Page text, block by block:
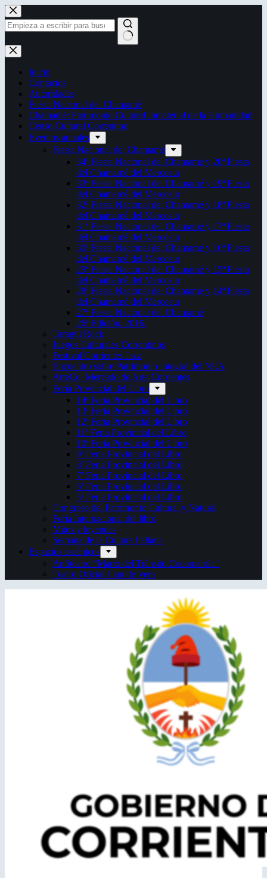
Saltar
al
contenido
Sin
resultados
Inicio
Contactos
Autoridades
Fiesta Nacional del Chamamé
Chamamé: Patrimonio Cultural Inmaterial de la Humanidad
Censo Cultural Correntino
Eventos anuales
Fiesta Nacional del Chamamé
34ª Fiesta Nacional del Chamamé y 20ª Fiesta
del Chamamé del Mercosur
33ª Fiesta Nacional del Chamamé y 19ª Fiesta
del Chamamé del Mercosur
32ª Fiesta Nacional del Chamamé y 18ª Fiesta
del Chamamé del Mercosur
31ª Fiesta Nacional del Chamamé y 17ª Fiesta
del Chamamé del Mercosur
30ª Fiesta Nacional del Chamamé y 16ª Fiesta
del Chamamé del Mercosur
29ª Fiesta Nacional del Chamamé y 15ª Fiesta
del Chamamé del Mercosur
28ª Fiesta Nacional del Chamamé y 14ª Fiesta
del Chamamé del Mercosur
27ª Fiesta Nacional del Chamamé
26ª Edición. 2016.
Taragüi Rock
Juegos Culturales Correntinos
Festival Corrientes Jazz
Encuentro sobre Patrimonio Integral del NEA
ArteCo. Mercado de Arte Corrientes
Feria Provincial del Libro
14ª Feria Provincial del Libro
13ª Feria Provincial del Libro
12ª Feria Provincial del Libro
11ª Feria Provincial del Libro
10ª Feria Provincial del Libro
9ª Feria Provincial del Libro
8ª Feria Provincial del Libro
7ª Feria Provincial del Libro
6ª Feria Provincial del Libro
5ª Feria Provincial del Libro
Congreso del Patrimonio Cultural y Natural
Feria Internacional del libro
Mitos y leyendas
Semana de la Cultura Italiana
Espacios escénicos
Anfiteatro “Mario del Tránsito Cocomarola”
Teatro Oficial Juan de Vera